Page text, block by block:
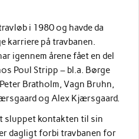
i 1980 og havde da
karriere på travbanen.
igennem årene fået en del
Poul Stripp – bl.a. Børge
Bratholm, Vagn Bruhn,
og Alex Kjærsgaard.
sluppet kontakten til sin
dagligt forbi travbanen for